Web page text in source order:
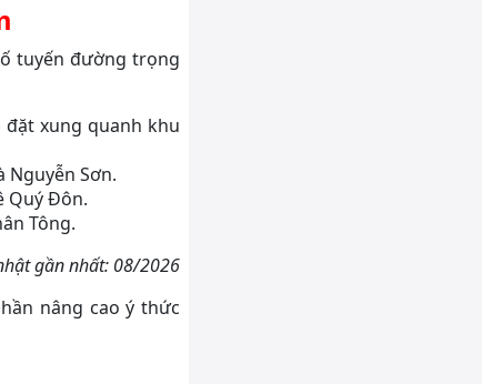
tuyến đường trọng
xung quanh khu
Sơn.
Quý Đôn.
Tông.
gần nhất: 08/2026
nâng cao ý thức